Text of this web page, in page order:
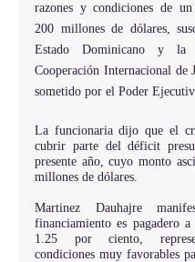
razones y condiciones de
200 millones de dólares,
Estado Dominicano y la
Cooperación Internacional de
sometido por el Poder
La funcionaria dijo que el
cubrir parte del déficit
presente año, cuyo monto
millones de dólares.
Martinez Dauhajre
financiamiento es pagadero
1.25 por ciento,
condiciones muy favorables